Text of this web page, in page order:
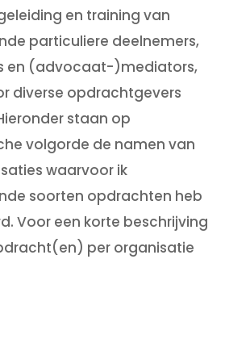
en training van
particuliere deelnemers,
en (advocaat-)mediators,
diverse opdrachtgevers
staan op
volgorde de namen van
waarvoor ik
soorten opdrachten heb
Voor een korte beschrijving
per organisatie